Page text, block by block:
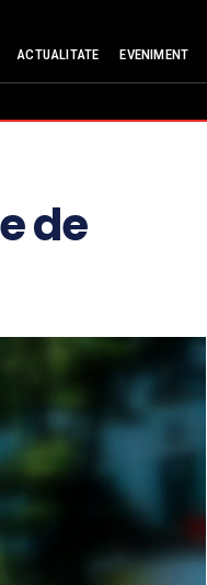
ACTUALITATE EVENIMENT
de